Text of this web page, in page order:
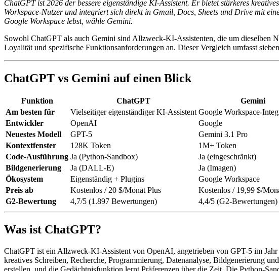
ChatGPT ist 2026 der bessere eigenständige KI-Assistent. Er bietet stärkeres
Workspace-Nutzer und integriert sich direkt in Gmail, Docs, Sheets und Drive mit
Google Workspace lebst, wähle Gemini.
Sowohl ChatGPT als auch Gemini sind Allzweck-KI-Assistenten, die um dieselben
Loyalität und spezifische Funktionsanforderungen an. Dieser Vergleich umfasst
ChatGPT vs Gemini auf einen Blick
Funktion ChatGPT
Gemini
Am besten für
Vielseitiger eigenständiger KI-Assistent Google Workspace-
Entwickler
OpenAI
Google
Neuestes Modell
GPT-5
Gemini 3.1 Pro
Kontextfenster
128K Token
1M+ Token
Code-Ausführung Ja (Python-Sandbox)
Ja (eingeschränkt)
Bildgenerierung
Ja (DALL-E)
Ja (Imagen)
Ökosystem
Eigenständig + Plugins
Google Workspace
Preis ab
Kostenlos / 20 $/Monat Plus
Kostenlos / 19,99 $/
G2-Bewertung
4,7/5 (1.897 Bewertungen) 4,4/5 (G2-Bewertungen)
Was ist ChatGPT?
ChatGPT ist ein Allzweck-KI-Assistent von OpenAI, angetrieben von GPT-5 im
kreatives Schreiben, Recherche, Programmierung, Datenanalyse, Bildgenerierung